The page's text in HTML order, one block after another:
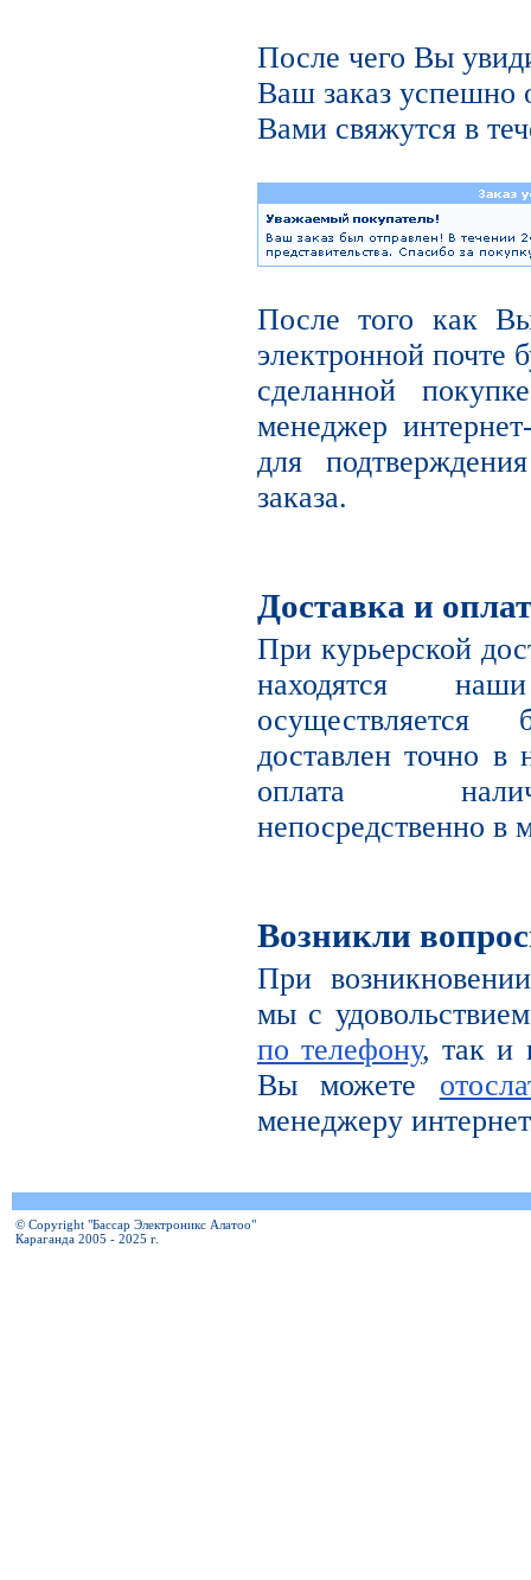
После чего Вы
Ваш заказ успешно
Вами свяжутся в
После того как
электронной почте
сделанной
менеджер
для
заказа.
Доставка и
При курьерской
находятся
осуществляется
доставлен точно в
оплата
непосредственно в
Возникли
При
мы с
по телефону, так и
Вы можете
менеджеру
© Copyright "Бассар Электроникс Алатоо"
Караганда 2005 - 2025 г.